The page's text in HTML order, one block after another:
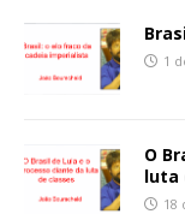
1
O
luta
18